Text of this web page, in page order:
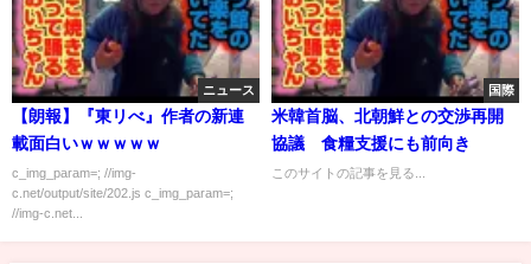
ニュース
【朗報】『東リべ』作者の新連
載面白いｗｗｗｗｗ
c_img_param=; //img-
c.net/output/site/202.js c_img_param=;
//img-c.net...
国際
米韓首脳、北朝鮮との交渉再開
協議 食糧支援にも前向き
このサイトの記事を見る...